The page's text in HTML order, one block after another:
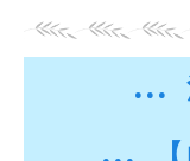
...
...